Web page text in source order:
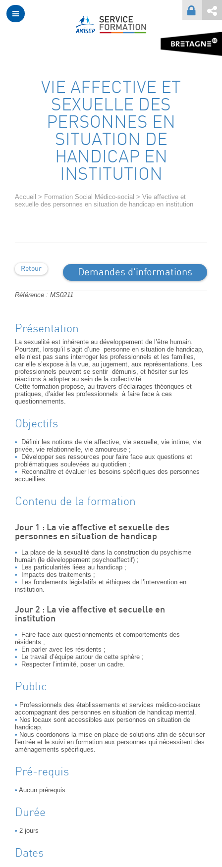
VIE AFFECTIVE ET
SEXUELLE DES
PERSONNES EN
SITUATION DE
HANDICAP EN
INSTITUTION
Accueil > Formation Social Médico-social > Vie affective et
sexuelle des personnes en situation de handicap en institution
Demandes d'informations
Retour
Référence : MS0211
Présentation
La sexualité est inhérente au développement de l’être humain.
Pourtant, lorsqu’il s’agit d’une personne en situation de handicap,
elle n’est pas sans interroger les professionnels et les familles,
car elle s’expose à la vue, au jugement, aux représentations. Les
professionnels peuvent se sentir démunis, et hésiter sur les
réactions à adopter au sein de la collectivité.
Cette formation propose, au travers d’éclairages théoriques et
pratiques, d’aider les professionnels à faire face à ces
questionnements.
Objectifs
Définir les notions de vie affective, vie sexuelle, vie intime, vie
privée, vie relationnelle, vie amoureuse ;
Développer ses ressources pour faire face aux questions et
problématiques soulevées au quotidien ;
Reconnaître et évaluer les besoins spécifiques des personnes
accueillies.
Contenu de la formation
Jour 1 : La vie affective et sexuelle des
personnes en situation de handicap
La place de la sexualité dans la construction du psychisme
humain (le développement psychoaffectif) ;
Les particularités liées au handicap ;
Impacts des traitements ;
Les fondements législatifs et éthiques de l’intervention en
institution.
Jour 2 : La vie affective et secuelle en
institution
Faire face aux questionnements et comportements des
résidents ;
En parler avec les résidents ;
Le travail d’équipe autour de cette sphère ;
Respecter l’intimité, poser un cadre.
Public
Professionnels des établissements et services médico-sociaux
accompagnant des personnes en situation de handicap mental.
Nos locaux sont accessibles aux personnes en situation de
handicap.
Nous coordonons la mise en place de solutions afin de sécuriser
l'entrée et le suivi en formation aux personnes qui nécessitent des
aménagements spécifiques.
Pré-requis
Aucun prérequis.
Durée
2 jours
Dates